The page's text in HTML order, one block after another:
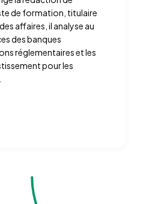
de formation, titulaire
affaires, il analyse au
des banques
réglementaires et les
pour les